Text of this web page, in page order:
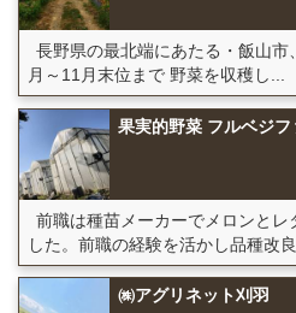
長野県の最北端にあたる・飯山
月～11月末位まで 野菜を収穫し...
果実的野菜 フルベジフ
前職は種苗メーカーでメロンとレ
した。前職の経験を活かし品種改良
㈱アグリネット刈羽